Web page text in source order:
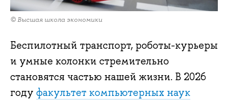
© Высшая школа экономики
Беспилотный транспорт, роботы-курьеры
и умные колонки стремительно
становятся частью нашей жизни. В 2026
году факультет компьютерных наук